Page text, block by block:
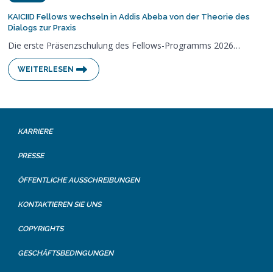
KAICIID Fellows wechseln in Addis Abeba von der Theorie des
Dialogs zur Praxis
Die erste Präsenzschulung des Fellows-Programms 2026…
WEITERLESEN
KARRIERE
PRESSE
ÖFFENTLICHE AUSSCHREIBUNGEN
KONTAKTIEREN SIE UNS
COPYRIGHTS
GESCHÄFTSBEDINGUNGEN